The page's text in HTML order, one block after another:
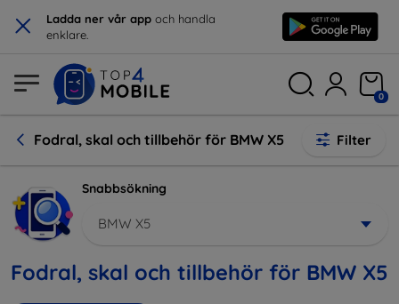
× Ladda ner vår app och handla
enklare.
0
Fodral, skal och tillbehör för BMW X5 Filter
Snabbsökning
BMW X5
Fodral, skal och tillbehör för BMW X5